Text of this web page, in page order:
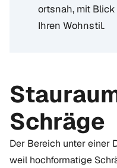
ortsnah, mit
Ihren Wohnstil.
Schräge
Der Bereich unter einer
weil hochformatige